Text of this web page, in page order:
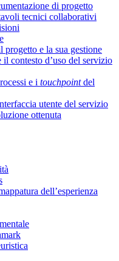
di progetto
tecnici collaborativi
progetto e la sua gestione
contesto d’uso del servizio
e i touchpointdel
utente del servizio
ottenuta
dell’esperienza